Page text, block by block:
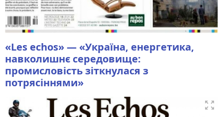
«Les echos» — «Україна, енергетика,
навколишнє середовище:
промисловість зіткнулася з
потрясіннями»
